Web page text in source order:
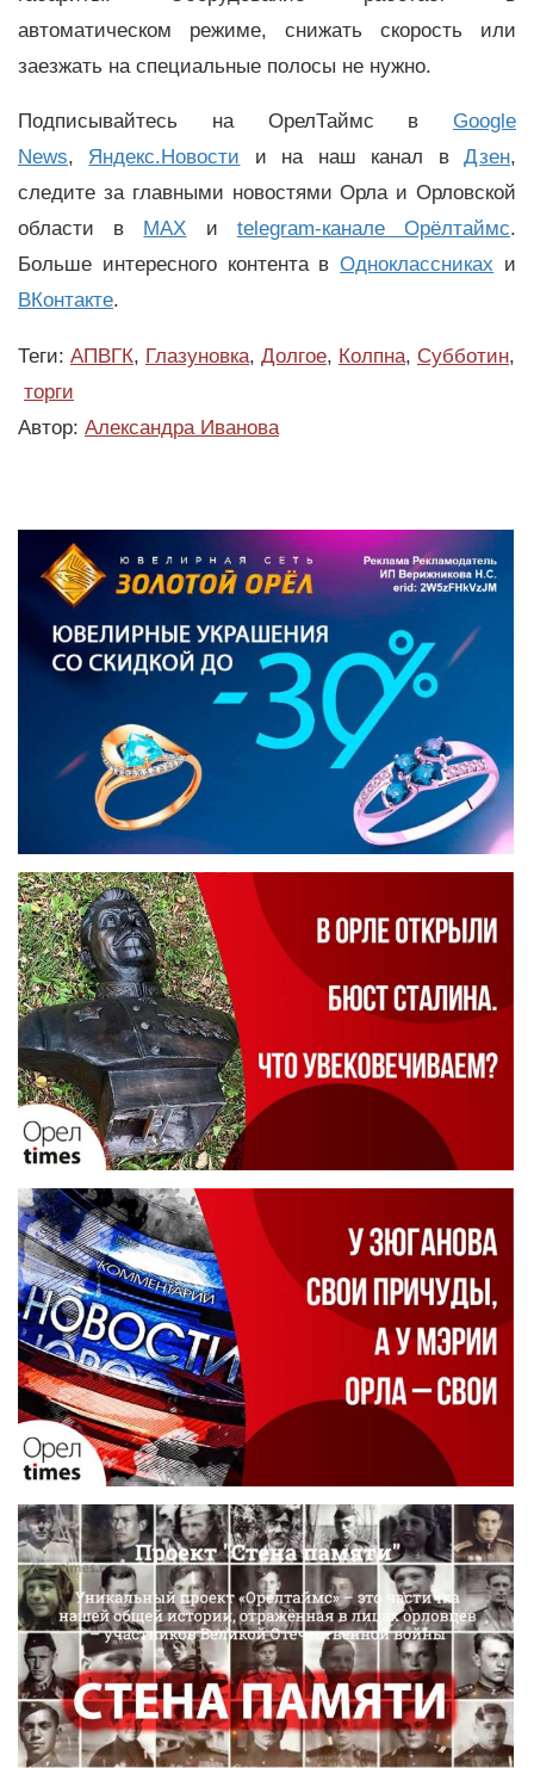
автоматическом режиме, снижать скорость или
заезжать на специальные полосы не нужно.
Подписывайтесь на ОрелТаймс в Google
News, Яндекс.Новости и на наш канал вДзен,
следите за главными новостями Орла и Орловской
области в MAX и telegram-канале Орёлтаймс.
Больше интересного контента вОдноклассниках и
ВКонтакте.
Теги: АПВГК, Глазуновка, Долгое, Колпна, Субботин,
торги
Автор: Александра Иванова